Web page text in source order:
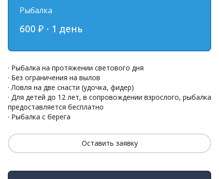
Рыбалка
600 ₽ · 1 день
· Рыбалка на протяжении светового дня
· Без ограничения на вылов
· Ловля на две снасти (удочка, фидер)
· Для детей до 12 лет, в сопровождении взрослого, рыбалка
предоставляется бесплатно
· Рыбалка с берега
Оставить заявку